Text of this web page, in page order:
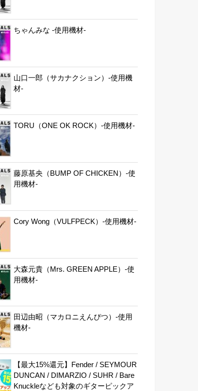
ちゃんみな -使用機材-
山口一郎（サカナクション）-使用機
材-
TORU（ONE OK ROCK）-使用機材-
藤原基央（BUMP OF CHICKEN）-使
用機材-
Cory Wong（VULFPECK）-使用機材-
大森元貴（Mrs. GREEN APPLE）-使
用機材-
田辺由昭（マカロニえんぴつ）-使用
機材-
【最大15%還元】Fender / SEYMOUR
DUNCAN / DIMARZIO / SUHR / Bare
Knuckleなども対象のギターピックア